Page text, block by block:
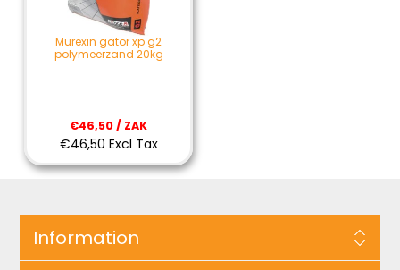
Murexin gator xp g2
polymeerzand 20kg
€46,50 / ZAK
€46,50 Excl Tax
Information